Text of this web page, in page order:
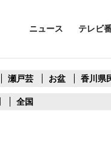
ニュース テレビ
瀬戸芸 お盆 香川県
全国